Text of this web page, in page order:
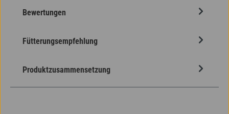
Bewertungen
Fütterungsempfehlung
Produktzusammensetzung